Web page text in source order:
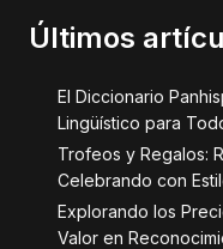
Últimos
El Diccionario
Lingüístico para
Trofeos y Regalos:
Celebrando con
Explorando los
Valor en